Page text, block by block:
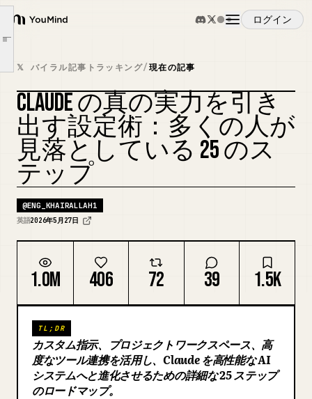
YouMind
ログイン
概要
ユースケース
スキル
プロンプト
料金
ダウンロード
ブログ
更新情報
Article outline
ステップ 6–10: 記憶と一貫性の構築
ステップ 16–20: Claude Desktop と Cowork のインストール
ステップ 21–25: 自動運転システムの構築
ステップ 25 後のあなたの Claude
𝕏 バイラル記事トラッキング/現在の記事
カバーをリミックス
CLAUDE の真の実力を引き
出す設定術：多くの人が
見落としている 25 のス
テップ
@ENG_KHAIRALLAH1
英語2026年5月27日
1.0M 406 72 39 1.5K
TL;DR
カスタム指示、プロジェクトワークスペース、高
度なツール連携を活用し、Claude を高性能な AI
システムへと進化させるための詳細な 25 ステップ
のロードマップ。